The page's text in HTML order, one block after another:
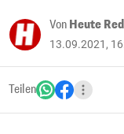
Von Heute
13.09.2021,
Teilen